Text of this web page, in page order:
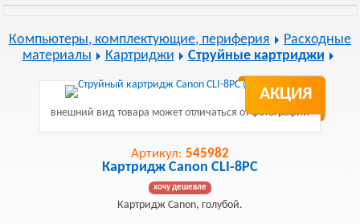
Компьютеры, комплектующие, периферия
Расходные
материалы
Картриджи Струйные картриджи
АКЦИЯ
внешний вид товара может отличаться от фотографии
Артикул: 545982
Картридж Canon CLI-8PC
хочу дешевле
Картридж Canon, голубой.